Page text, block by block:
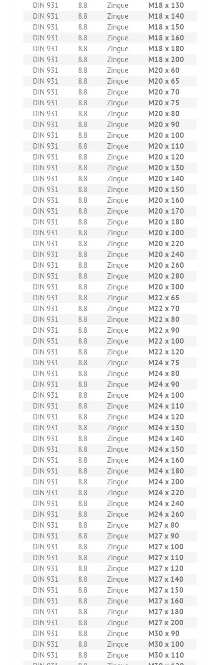
DIN 931
8.8 Zingue M18 x 130
DIN 931
8.8 Zingue M18 x 140
DIN 931
8.8 Zingue M18 x 150
DIN 931
8.8 Zingue M18 x 160
DIN 931
8.8 Zingue M18 x 180
DIN 931
8.8 Zingue M18 x 200
DIN 931
8.8 Zingue M20 x 60
DIN 931
8.8 Zingue M20 x 65
DIN 931
8.8 Zingue M20 x 70
DIN 931
8.8 Zingue M20 x 75
DIN 931
8.8 Zingue M20 x 80
DIN 931
8.8 Zingue M20 x 90
DIN 931
8.8 Zingue M20 x 100
DIN 931
8.8 Zingue M20 x 110
DIN 931
8.8 Zingue M20 x 120
DIN 931
8.8 Zingue M20 x 130
DIN 931
8.8 Zingue M20 x 140
DIN 931
8.8 Zingue M20 x 150
DIN 931
8.8 Zingue M20 x 160
DIN 931
8.8 Zingue M20 x 170
DIN 931
8.8 Zingue M20 x 180
DIN 931
8.8 Zingue M20 x 200
DIN 931
8.8 Zingue M20 x 220
DIN 931
8.8 Zingue M20 x 240
DIN 931
8.8 Zingue M20 x 260
DIN 931
8.8 Zingue M20 x 280
DIN 931
8.8 Zingue M20 x 300
DIN 931
8.8 Zingue M22 x 65
DIN 931
8.8 Zingue M22 x 70
DIN 931
8.8 Zingue M22 x 80
DIN 931
8.8 Zingue M22 x 90
DIN 931
8.8 Zingue M22 x 100
DIN 931
8.8 Zingue M22 x 120
DIN 931
8.8 Zingue M24 x 75
DIN 931
8.8 Zingue M24 x 80
DIN 931
8.8 Zingue M24 x 90
DIN 931
8.8 Zingue M24 x 100
DIN 931
8.8 Zingue M24 x 110
DIN 931
8.8 Zingue M24 x 120
DIN 931
8.8 Zingue M24 x 130
DIN 931
8.8 Zingue M24 x 140
DIN 931
8.8 Zingue M24 x 150
DIN 931
8.8 Zingue M24 x 160
DIN 931
8.8 Zingue M24 x 180
DIN 931
8.8 Zingue M24 x 200
DIN 931
8.8 Zingue M24 x 220
DIN 931
8.8 Zingue M24 x 240
DIN 931
8.8 Zingue M24 x 260
DIN 931
8.8 Zingue M27 x 80
DIN 931
8.8 Zingue M27 x 90
DIN 931
8.8 Zingue M27 x 100
DIN 931
8.8 Zingue M27 x 110
DIN 931
8.8 Zingue M27 x 120
DIN 931
8.8 Zingue M27 x 140
DIN 931
8.8 Zingue M27 x 150
DIN 931
8.8 Zingue M27 x 160
DIN 931
8.8 Zingue M27 x 180
DIN 931
8.8 Zingue M27 x 200
DIN 931
8.8 Zingue M30 x 90
DIN 931
8.8 Zingue M30 x 100
DIN 931
8.8 Zingue M30 x 110